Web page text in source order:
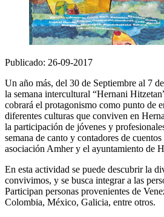
Publicado: 26-09-2017
Un año más, del 30 de Septiembre al 7
la semana intercultural “Hernani
cobrará el protagonismo como punto de
diferentes culturas que conviven en
la participación de jóvenes y
semana de canto y contadores de
asociación Amher y el ayuntamiento de
En esta actividad se puede descubrir la
convivimos, y se busca integrar a las
Participan personas provenientes de
Colombia, México, Galicia, entre otros.